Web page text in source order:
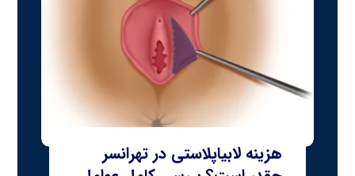
هزینه لابیاپلاستی در تهرانسر